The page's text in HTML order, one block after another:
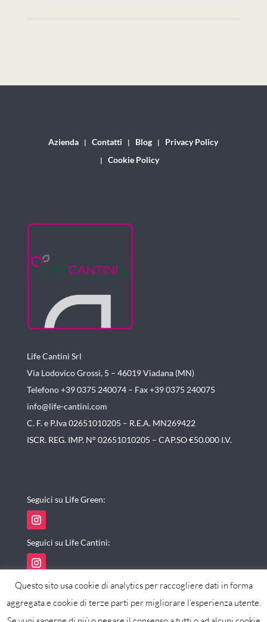
Azienda Contatti Blog
Privacy Policy
Cookie Policy
Life Cantini Srl
Via Lodovico Grossi, 5 – 46019Viadana (MN)
Telefono +39 0375 240074 – Fax +39 0375 240075
info@life-cantini.com
C. F. e P.Iva 02651010205 – R.E.A. MN269422
ISCR. REG. IMP. N° 02651010205 – CAP.SO €50.000 I.V.
Seguici su Life Green:
Seguici su Life Cantini:
Questo sito usa cookie di analytics per raccogliere dati in forma
aggregata e cookie di terze parti per migliorare l’esperienza utente.